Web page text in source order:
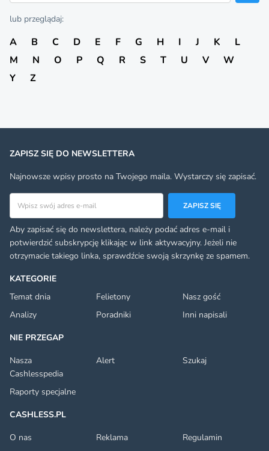
lub przeglądaj:
A B C D E F G H I J K
L
M
N O P Q R S T U V
W
Y
Z
KATEGORIE
Temat dnia
Felietony
Nasz gość
Analizy
Poradniki
Inni napisali
NIE PRZEGAP
Nasza
Cashlesspedia
Alert Szukaj
Raporty specjalne
CASHLESS.PL
O nas
Reklama
Regulamin
ZAPISZ SIĘ DO NEWSLETTERA
Najnowsze wpisy prosto na Twojego maila. Wystarczy się zapisać.
Adres email
ZAPISZ SIĘ
Aby zapisać się do newslettera, należy podać adres e-mail i
potwierdzić subskrypcję klikając w link aktywacyjny. Jeżeli nie
otrzymacie takiego linka, sprawdźcie swoją skrzynkę ze spamem.